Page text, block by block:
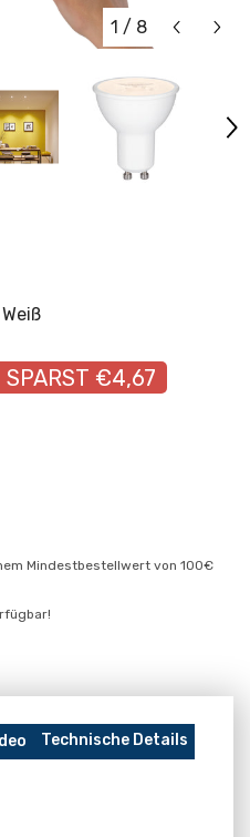
1 / 8
SPARST €4,67
Mindestbestellwert von 100€
Technische Details